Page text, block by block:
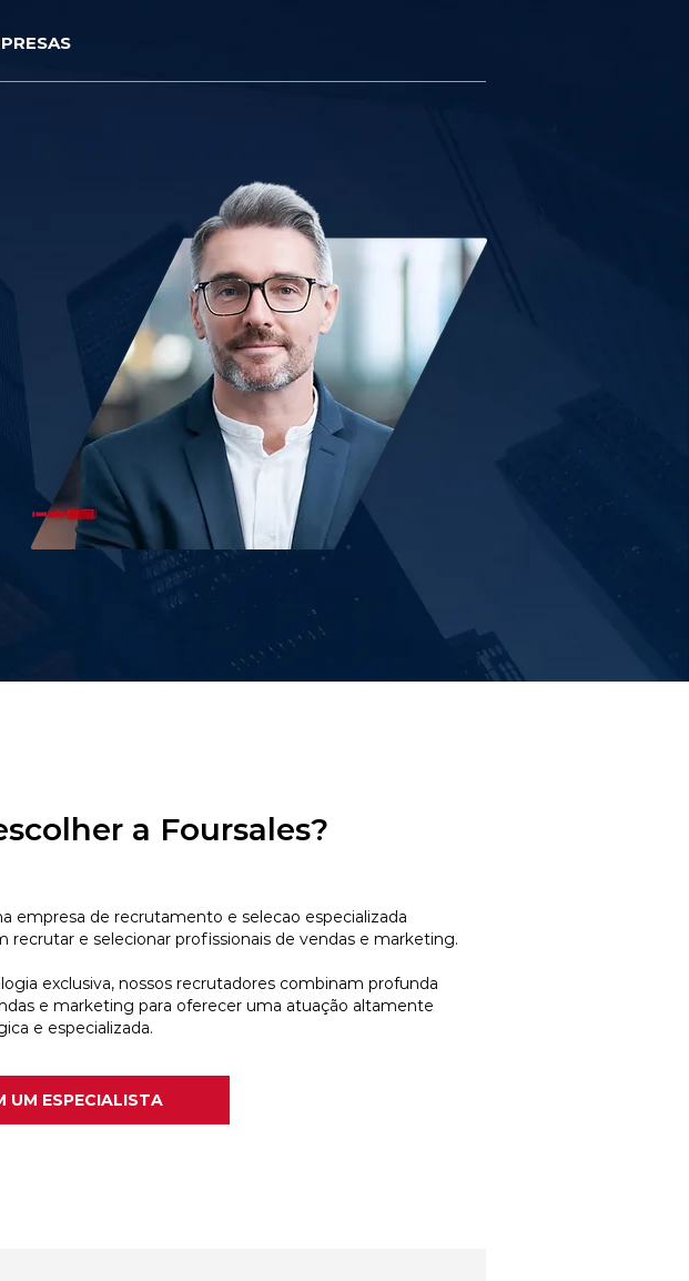
a Foursales?
empresa de recrutamento e selecao especializada
recrutar e selecionar profissionais de vendas e marketing.
exclusiva, nossos recrutadores combinam profunda
e marketing para oferecer uma atuação altamente
e especializada.
UM ESPECIALISTA